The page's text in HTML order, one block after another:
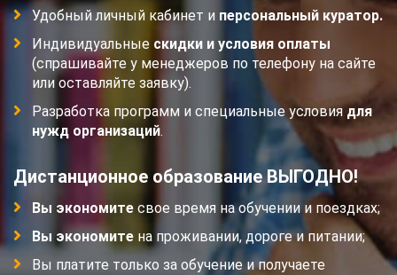
Удобный личный кабинет и персональный куратор.
Индивидуальные скидки и условия оплаты
(спрашивайте у менеджеров по телефону на сайте
или оставляйте заявку).
Разработка программ и специальные условия для
нужд организаций.
Дистанционное образование ВЫГОДНО!
Вы экономите свое время на обучении и поездках;
Вы экономите на проживании, дороге и питании;
Вы платите только за обучение и получаете